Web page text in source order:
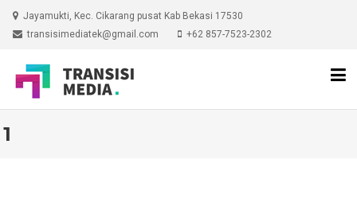
Skip
Jayamukti, Kec. Cikarang pusat Kab Bekasi 17530
transisimediatek@gmail.com
+62 857-7523-2302
1